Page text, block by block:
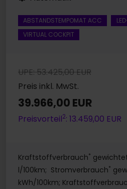
ABSTANDSTEMPOMAT ACC
VIRTUAL COCKPIT
UPE: 53.425,00 EUR
Preis inkl. MwSt.
39.966,00 EUR
Preisvorteil2: 13.459,00 EUR
Kraftstoffverbrauch*
l/100km; Stromverbrauch*
kWh/100km;